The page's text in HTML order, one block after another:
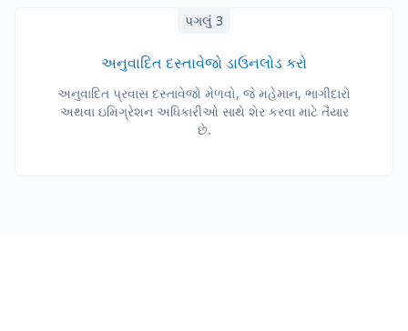
પગલું 3
અનુવાદિત દસ્તાવેજો ડાઉનલોડ કરો
અનુવાદિત પ્રવાસ દસ્તાવેજો મેળવો, જે મહેમાન, ભાગીદારો
અથવા ઇમિગ્રેશન અધિકારીઓ સાથે શેર કરવા માટે તૈયાર
છે.